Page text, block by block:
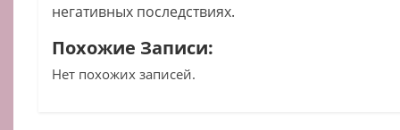
негативных последствиях.
Похожие Записи:
Нет похожих записей.